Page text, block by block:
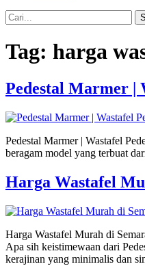
Tag: harga
Pedestal Marmer |
Pedestal Marmer | Wastafel
beragam model yang terbuat
Harga Wastafel
Harga Wastafel Murah di
Apa sih keistimewaan dari
kerajinan yang minimalis dan